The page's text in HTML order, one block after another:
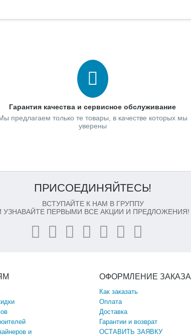
Гарантия качества и сервисное обслуживание
предлагаем только те товары, в качестве которых мы
уверены
ПРИСОЕДИНЯЙТЕСЬ!
ВСТУПАЙТЕ К НАМ В ГРУППУ
УЗНАВАЙТЕ ПЕРВЫМИ ВСЕ АКЦИИ И ПРЕДЛОЖЕНИЯ!
и
ОФОРМЛЕНИЕ ЗАКАЗА
Как заказать
Оплата
Доставка
Гарантии и возврат
ОСТАВИТЬ ЗАЯВКУ